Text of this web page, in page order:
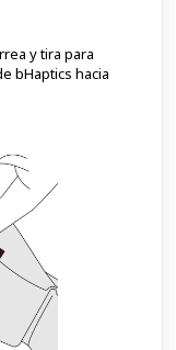
y tira para
bHaptics hacia